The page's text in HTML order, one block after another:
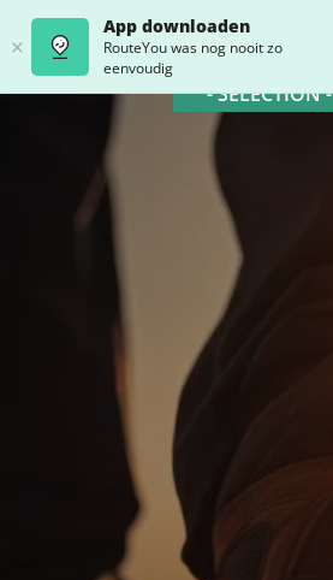
App downloaden
RouteYou was nog nooit zo
eenvoudig
- SELECTION -